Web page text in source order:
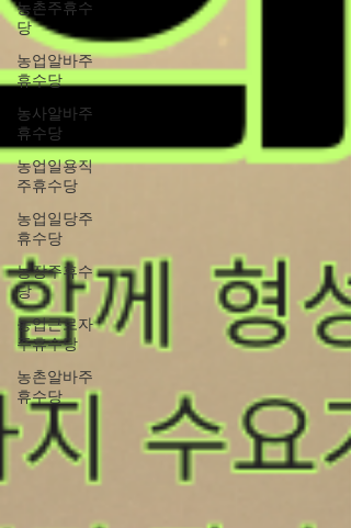
농촌주휴수
당
농업알바주
휴수당
농사알바주
휴수당
농업일용직
주휴수당
농업일당주
휴수당
농장주휴수
당
농업근로자
주휴수당
농촌알바주
휴수당